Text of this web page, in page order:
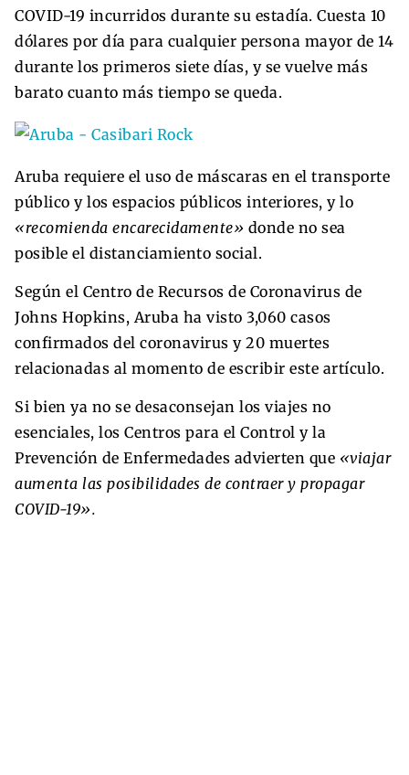
COVID-19 incurridos durante su estadía. Cuesta 10
dólares por día para cualquier persona mayor de 14
durante los primeros siete días, y se vuelve más
barato cuanto más tiempo se queda.
Aruba requiere el uso de máscaras en el transporte
público y los espacios públicos interiores, y lo
«recomienda encarecidamente» donde no sea
posible el distanciamiento social.
Según el Centro de Recursos de Coronavirus de
Johns Hopkins, Aruba ha visto 3,060 casos
confirmados del coronavirus y 20 muertes
relacionadas al momento de escribir este artículo.
Si bien ya no se desaconsejan los viajes no
esenciales, los Centros para el Control y la
Prevención de Enfermedades advierten que «viajar
aumenta las posibilidades de contraer y propagar
COVID-19».